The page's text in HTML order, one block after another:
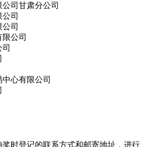
司甘肃分公司
司
司
公司
心有限公司
时登记的联系方式和邮寄地址，进行